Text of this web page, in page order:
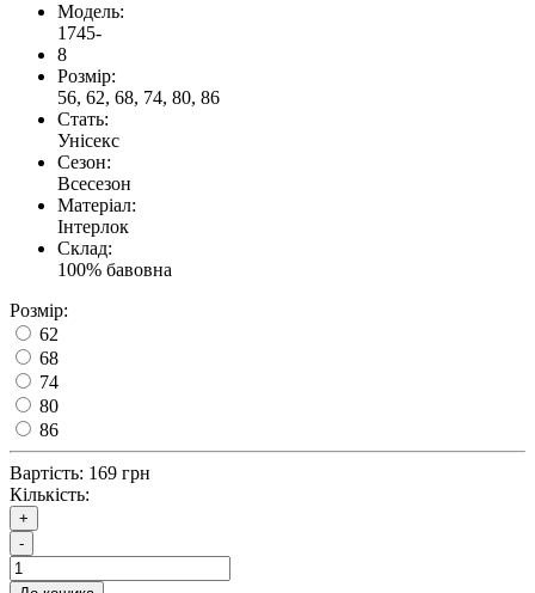
Модель:
1745-
8
Розмір:
56, 62, 68, 74, 80, 86
Стать:
Унісекс
Сезон:
Всесезон
Матеріал:
Інтерлок
Склад:
100% бавовна
Розмір:
62
68
74
80
86
Вартість: 169 грн
Кількість:
+
-